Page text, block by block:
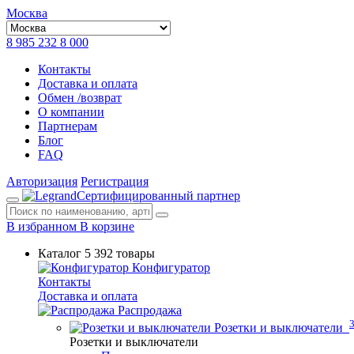
Москва
8 985 232 8 000
Контакты
Доставка и оплата
Обмен /возврат
О компании
Партнерам
Блог
FAQ
Авторизация Регистрация
Сертифицированный партнер
В избранном В корзине
Каталог 5 392 товары
Конфигуратор
Контакты
Доставка и оплата
Распродажа
Розетки и выключатели
Розетки и выключатели